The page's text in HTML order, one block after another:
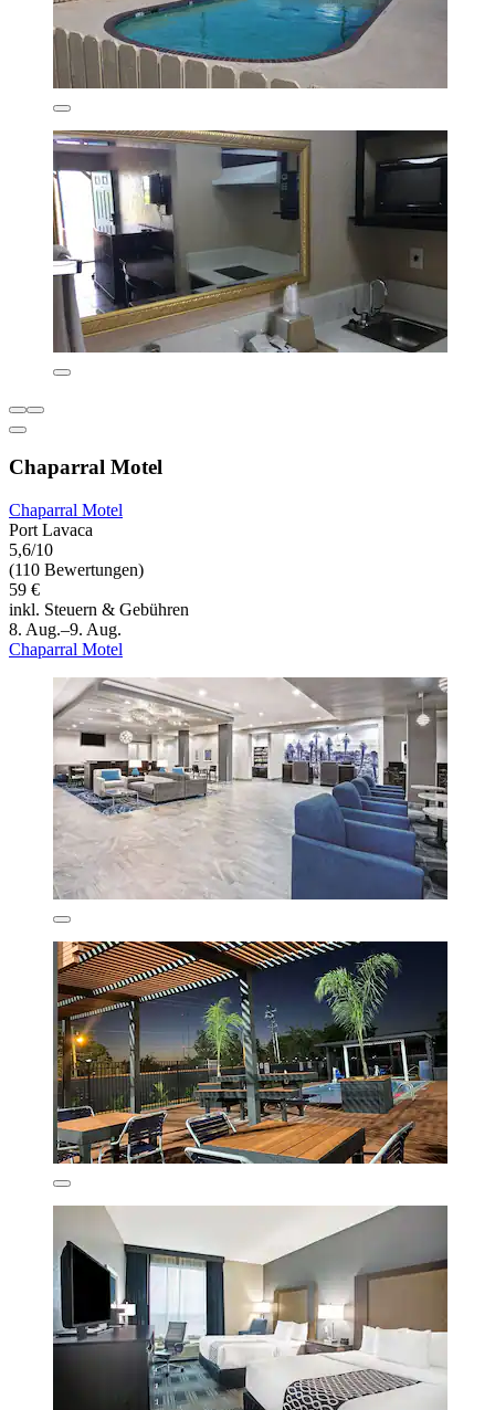
Chaparral Motel
Chaparral Motel
Port Lavaca
5,6/10
(110 Bewertungen)
59 €
inkl. Steuern & Gebühren
8. Aug.–9. Aug.
Chaparral Motel